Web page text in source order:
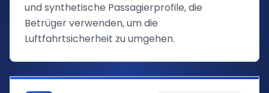
und synthetische Passagierprofile, die
Betrüger verwenden, um die
Luftfahrtsicherheit zu umgehen.